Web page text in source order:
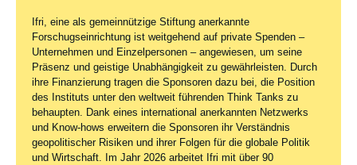
Ifri, eine als gemeinnützige Stiftung anerkannte
Forschugseinrichtung ist weitgehend auf private Spenden –
Unternehmen und Einzelpersonen – angewiesen, um seine
Präsenz und geistige Unabhängigkeit zu gewährleisten. Durch
ihre Finanzierung tragen die Sponsoren dazu bei, die Position
des Instituts unter den weltweit führenden Think Tanks zu
behaupten. Dank eines international anerkannten Netzwerks
und Know-hows erweitern die Sponsoren ihr Verständnis
geopolitischer Risiken und ihrer Folgen für die globale Politik
und Wirtschaft. Im Jahr 2026 arbeitet Ifri mit über 90